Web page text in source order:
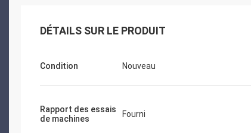
DÉTAILS SUR LE PRODUIT
Condition Nouveau
Rapport des essais
de machines
Fourni